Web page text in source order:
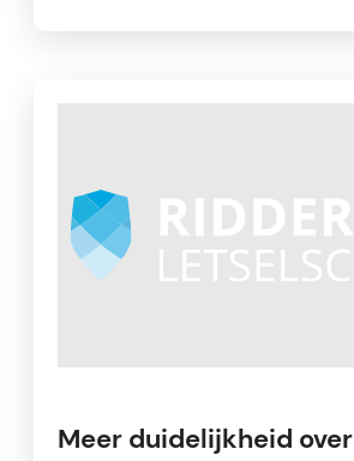
Meer duidelijkheid over